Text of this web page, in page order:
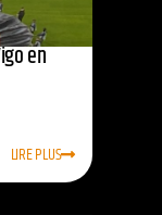
en
LIRE PLUS